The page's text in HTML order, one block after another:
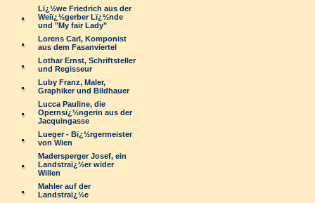
Lï¿½we Friedrich aus der
Weiï¿½gerber Lï¿½nde
und "My fair Lady"
Lorens Carl, Komponist
aus dem Fasanviertel
Lothar Ernst, Schriftsteller
und Regisseur
Luby Franz, Maler,
Graphiker und Bildhauer
Lucca Pauline, die
Opernsï¿½ngerin aus der
Jacquingasse
Lueger - Bï¿½rgermeister
von Wien
Madersperger Josef, ein
Landstraï¿½er wider
Willen
Mahler auf der
Landstraï¿½e